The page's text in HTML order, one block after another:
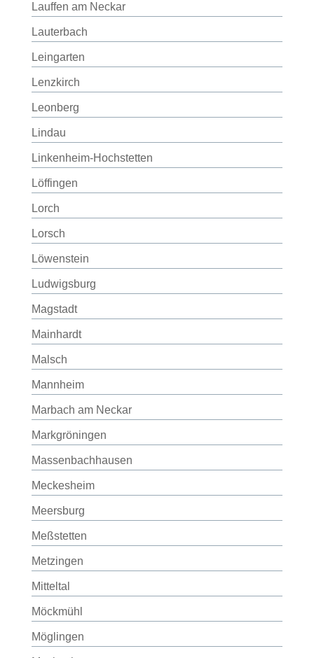
Lauffen am Neckar
Lauterbach
Leingarten
Lenzkirch
Leonberg
Lindau
Linkenheim-Hochstetten
Löffingen
Lorch
Lorsch
Löwenstein
Ludwigsburg
Magstadt
Mainhardt
Malsch
Mannheim
Marbach am Neckar
Markgröningen
Massenbachhausen
Meckesheim
Meersburg
Meßstetten
Metzingen
Mitteltal
Möckmühl
Möglingen